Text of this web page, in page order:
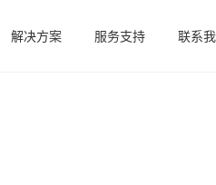
解决方案 服务支持 联系